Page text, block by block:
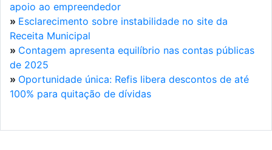
apoio ao empreendedor
» Esclarecimento sobre instabilidade no site da
Receita Municipal
» Contagem apresenta equilíbrio nas contas públicas
de 2025
» Oportunidade única: Refis libera descontos de até
100% para quitação de dívidas